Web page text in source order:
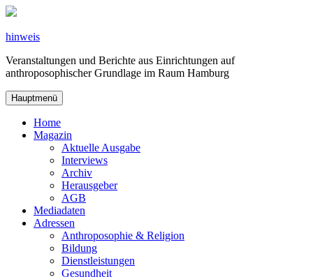
Zum
springen
hinweis
Veranstaltungen und Berichte aus Einrichtungen auf
anthroposophischer Grundlage im Raum Hamburg
Hauptmenü
Home
Magazin
Aktuelle Ausgabe
Interviews
Archiv
Herausgeber
AGB
Mediadaten
Adressen
Anthroposophie & Religion
Bildung
Dienstleistungen
Gesundheit